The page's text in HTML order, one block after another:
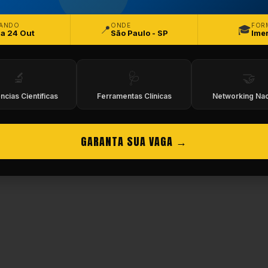
Reservados.
24 Out 📍 ONDE
São Paulo - SP 🎓
🔬
Científicas
🩺
Ferramentas Clínicas
🤝
Networking
GARANTA SUA VAGA →